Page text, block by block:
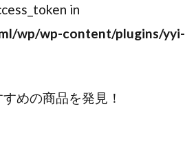
in
wp/wp-content/plugins/yyi-
めの商品を発見！